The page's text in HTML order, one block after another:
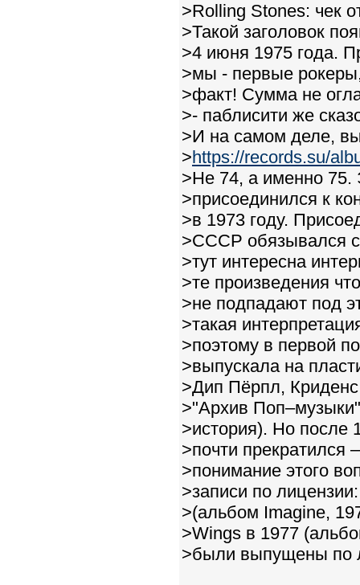
>Rolling Stones: чек
>Такой заголовок
>4 июня 1975 года.
>мы - первые
>факт! Сумма не
>- паблисити же
>И на самом деле,
>https://records.su/
>Не 74, а именно
>присоединился к
>в 1973 году.
>СССР обязывался
>тут интересна
>те произведения
>не подпадают под
>такая
>поэтому в первой
>выпускала на
>Дип Пёрпл,
>"Архив
>история). Но после
>почти
>понимание этого
>записи по
>(альбом Imagine,
>Wings в 1977
>были выпущены по